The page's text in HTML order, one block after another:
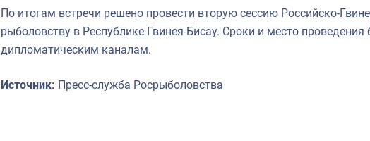
По итогам встречи решено провести вторую сессию Российско-
рыболовству в Республике Гвинея-Бисау. Сроки и место проведения
дипломатическим каналам.
Источник: Пресс-служба Росрыболовства